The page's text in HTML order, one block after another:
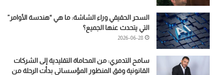
السحر الحقيقي وراء الشاشة: ما هي “هندسة الأوامر”
التي يتحدث عنها الجميع؟
2026-06-28
سامح التدمري: من المحاماة التقليدية إلى الشركات
القانونية وفق المنظور المؤسساتي بدأت الرحلة من